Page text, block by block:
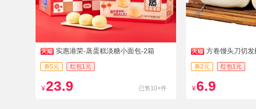
实惠港荣-蒸蛋糕淡糖小面包-2箱
券5元 红包1元
¥ 23.9 已售10+件
方卷馒头刀切
餐即食
券2元 红包1元
¥ 6.9